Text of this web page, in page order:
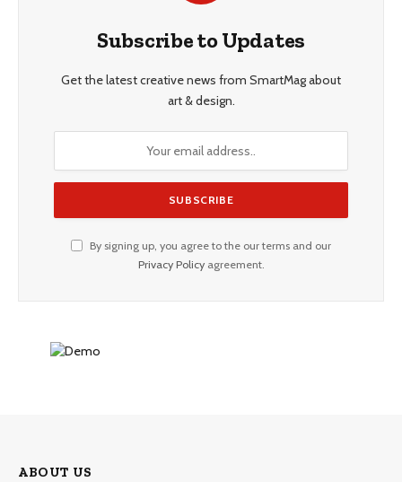
Subscribe to Updates
Get the latest creative news from SmartMag about
art & design.
By signing up, you agree to the our terms and our
Privacy Policyagreement.
ABOUT US